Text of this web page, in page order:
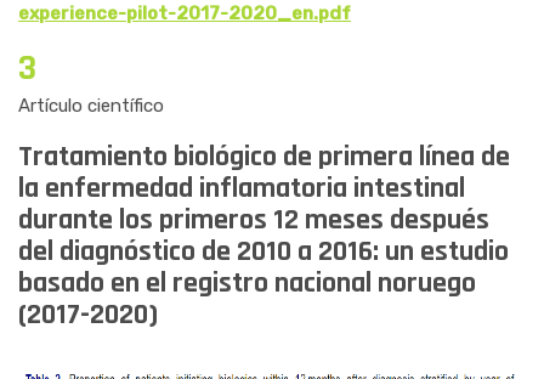
experience-pilot-2017-2020_en.pdf
3
Artículo científico
Tratamiento biológico de primera línea de
la enfermedad inflamatoria intestinal
durante los primeros 12 meses después
del diagnóstico de 2010 a 2016: un estudio
basado en el registro nacional noruego
(2017-2020)